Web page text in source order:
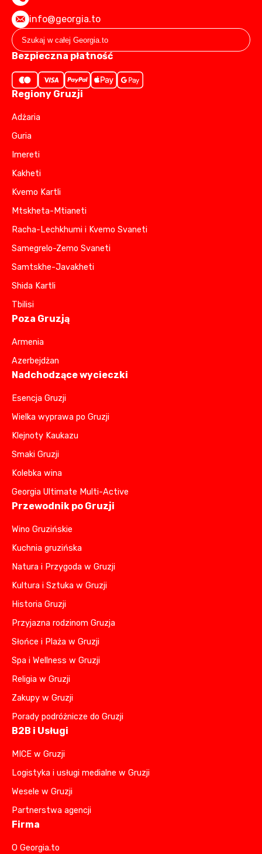
info@georgia.to
Bezpieczna płatność
Regiony Gruzji
Adżaria
Guria
Imereti
Kakheti
Kvemo Kartli
Mtskheta-Mtianeti
Racha-Lechkhumi i Kvemo Svaneti
Samegrelo-Zemo Svaneti
Samtskhe-Javakheti
Shida Kartli
Tbilisi
Poza Gruzją
Armenia
Azerbejdżan
Nadchodzące wycieczki
Esencja Gruzji
Wielka wyprawa po Gruzji
Klejnoty Kaukazu
Smaki Gruzji
Kolebka wina
Georgia Ultimate Multi-Active
Przewodnik po Gruzji
Wino Gruzińskie
Kuchnia gruzińska
Natura i Przygoda w Gruzji
Kultura i Sztuka w Gruzji
Historia Gruzji
Przyjazna rodzinom Gruzja
Słońce i Plaża w Gruzji
Spa i Wellness w Gruzji
Religia w Gruzji
Zakupy w Gruzji
Porady podróżnicze do Gruzji
B2B i Usługi
MICE w Gruzji
Logistyka i usługi medialne w Gruzji
Wesele w Gruzji
Partnerstwa agencji
Firma
O Georgia.to